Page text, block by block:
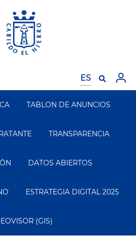
TABLON DE ANUNCIOS
TRANSPARENCIA
DATOS ABIERTOS
ESTRATEGIA DIGITAL 2025
(GIS)